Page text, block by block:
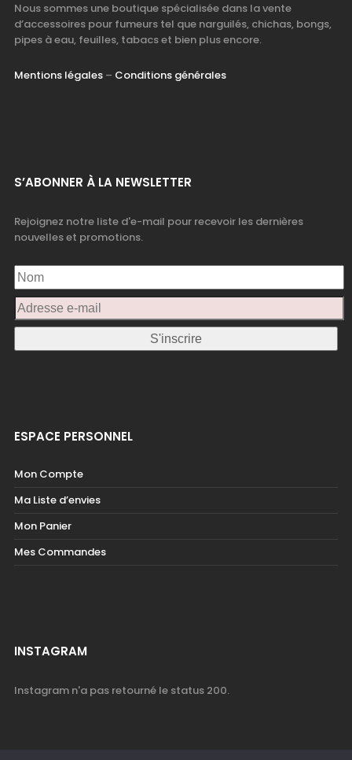
Nous sommes une boutique spécialisée dans la vente
d’accessoires pour fumeurs tel que narguilés, chichas, bongs,
pipes à eau, feuilles, tabacs et bien plus encore.
Mentions légales– Conditions générales
S’ABONNER À LA NEWSLETTER
Rejoignez notre liste d'e-mail pour recevoir les dernières
nouvelles et promotions.
ESPACE PERSONNEL
Mon Compte
Ma Liste d’envies
Mon Panier
Mes Commandes
INSTAGRAM
Instagram n'a pas retourné le status 200.